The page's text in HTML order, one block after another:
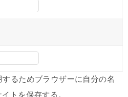
るためブラウザーに自分の名
トを保存する。